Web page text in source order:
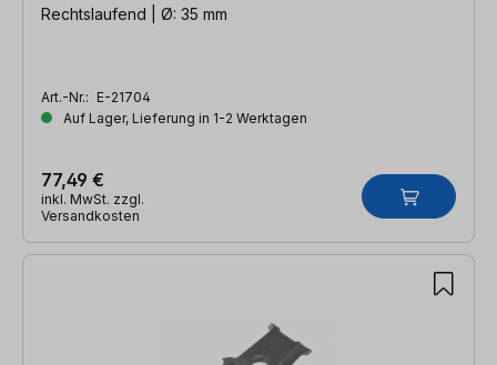
Rechtslaufend | Ø: 35 mm
Art.-Nr.: E-21704
Auf Lager, Lieferung in 1-2 Werktagen
77,49 €
inkl. MwSt. zzgl.
Versandkosten